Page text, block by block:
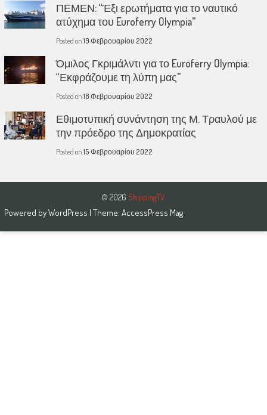
ΠΕΜΕΝ: “Έξι ερωτήματα για το ναυτικό
ατύχημα του Euroferry Olympia”
Posted on 19 Φεβρουαρίου 2022
Όμιλος Γκριμάλντι για το Euroferry Olympia:
“Εκφράζουμε τη λύπη μας”
Posted on 18 Φεβρουαρίου 2022
Εθιμοτυπική συνάντηση της Μ. Τραυλού με
την πρόεδρο της Δημοκρατίας
Posted on 15 Φεβρουαρίου 2022
© 2026 ShippingTV
Powered byWordPress | Theme: AccessPress Mag